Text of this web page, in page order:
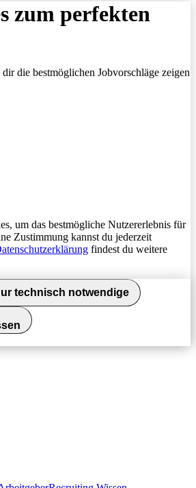
zum perfekten
die bestmöglichen Jobvorschläge zeigen
um das bestmögliche Nutzererlebnis für
Zustimmung kannst du jederzeit
findest du weitere
technisch notwendige